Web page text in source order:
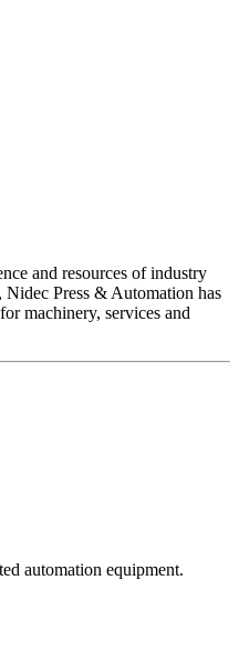
and resources of industry
Press & Automation has
machinery, services and
automation equipment.